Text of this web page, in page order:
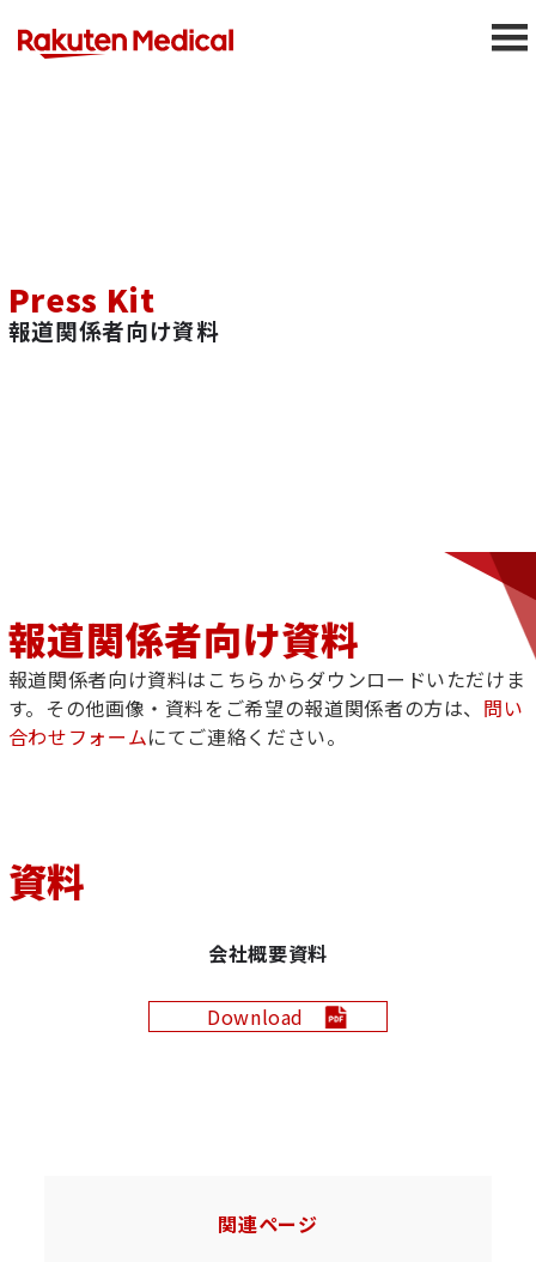
Press Kit
報道関係者向け資料
報道関係者向け資料
報道関係者向け資料はこちらからダウンロードいただけま
す。その他画像・資料をご希望の報道関係者の方は、 問い
合わせフォームにてご連絡ください。
資料
会社概要資料
Download
関連ページ